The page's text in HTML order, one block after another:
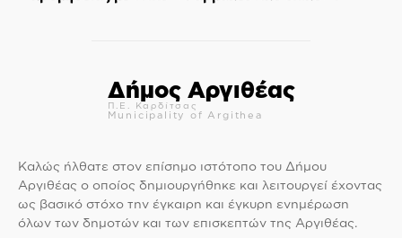
Δήμος Αργιθέας
Π.Ε. Καρδίτσας
Municipality of Argithea
Καλώς ήλθατε στον επίσημο ιστότοπο του Δήμου
Αργιθέας ο οποίος δημιουργήθηκε και λειτουργεί έχοντας
ως βασικό στόχο την έγκαιρη και έγκυρη ενημέρωση
όλων των δημοτών και των επισκεπτών της Αργιθέας.